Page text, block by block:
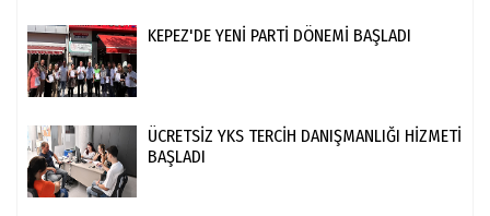
KEPEZ'DE YENİ PARTİ DÖNEMİ BAŞLADI
ÜCRETSİZ YKS TERCİH DANIŞMANLIĞI HİZMETİ
BAŞLADI